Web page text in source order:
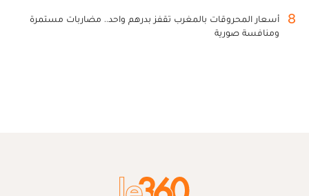
8
أسعار المحروقات بالمغرب تقفز بدرهم واحد.. مضاربات مستمرة
ومنافسة صورية